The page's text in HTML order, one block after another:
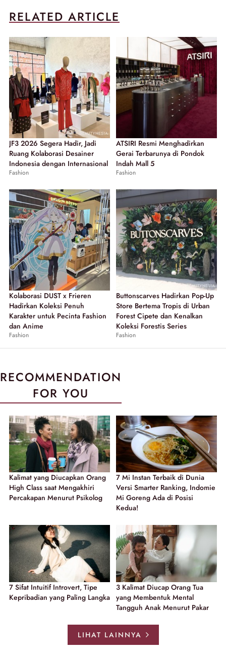
RELATED ARTICLE
JF3 2026 Segera Hadir, Jadi
Ruang Kolaborasi Desainer
Indonesia dengan Internasional
Fashion
ATSIRI Resmi Menghadirkan
Gerai Terbarunya di Pondok
Indah Mall 5
Fashion
Kolaborasi DUST x Frieren
Hadirkan Koleksi Penuh
Karakter untuk Pecinta Fashion
dan Anime
Fashion
Buttonscarves Hadirkan Pop-Up
Store Bertema Tropis di Urban
Forest Cipete dan Kenalkan
Koleksi Forestis Series
Fashion
RECOMMENDATION
FOR YOU
Kalimat yang Diucapkan Orang
High Class saat Mengakhiri
Percakapan Menurut Psikolog
7 Mi Instan Terbaik di Dunia
Versi Smarter Ranking, Indomie
Mi Goreng Ada di Posisi
Kedua!
7 Sifat Intuitif Introvert, Tipe
Kepribadian yang Paling Langka
3 Kalimat Diucap Orang Tua
yang Membentuk Mental
Tangguh Anak Menurut Pakar
LIHAT LAINNYA